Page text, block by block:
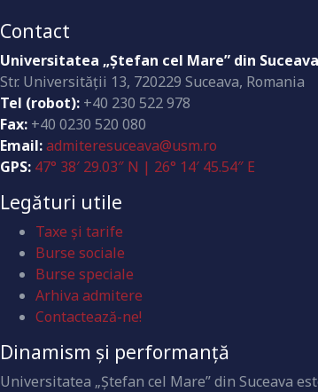
Contact
Universitatea „Ştefan cel Mare” din Suceava
Str. Universităţii 13, 720229 Suceava, Romania
Tel (robot): +40 230 522 978
Fax: +40 0230 520 080
Email:admiteresuceava@usm.ro
GPS: 47° 38′ 29.03″ N | 26° 14′ 45.54″ E
Legături utile
Taxe și tarife
Burse sociale
Burse speciale
Arhiva admitere
Contactează-ne!
Dinamism și performanță
Universitatea „Ştefan cel Mare” din Suceava